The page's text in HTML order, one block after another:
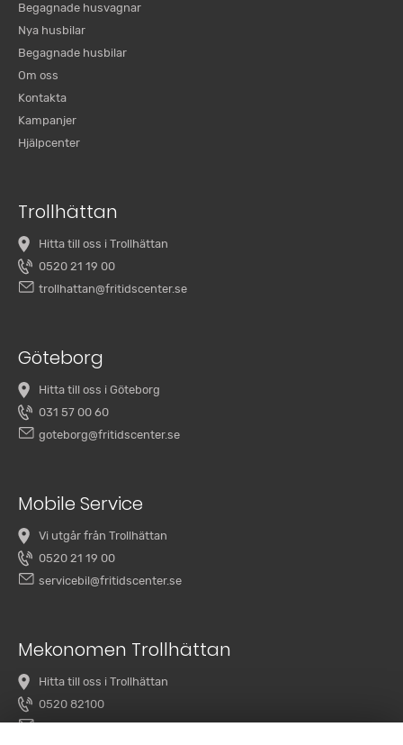
Begagnade husvagnar
Nya husbilar
Begagnade husbilar
Om oss
Kontakta
Kampanjer
Hjälpcenter
Trollhättan
Hitta till oss i Trollhättan
0520 21 19 00
trollhattan@fritidscenter.se
Göteborg
Hitta till oss i Göteborg
031 57 00 60
goteborg@fritidscenter.se
Mobile Service
Vi utgår från Trollhättan
0520 21 19 00
servicebil@fritidscenter.se
Mekonomen Trollhättan
Hitta till oss i Trollhättan
0520 82100
overby@mekonomenbilverkstad.se